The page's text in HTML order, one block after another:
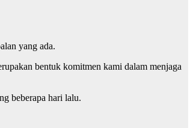
yang ada.
bentuk komitmen kami dalam menjaga
beberapa hari lalu.